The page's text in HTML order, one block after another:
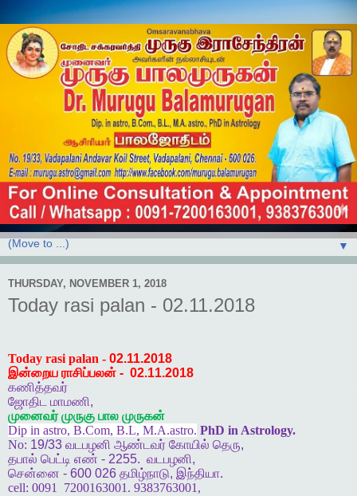
▼
THURSDAY, NOVEMBER 1, 2018
Today rasi palan - 02.11.2018
Today rasi palan - 02.11.2018
இன்றைய ராசிப்பலன் - 02.11.2018
கணித்தவர்
ஜோதிட
மாமணி,
முனைவர் முருகு பால முருகன்
Dip in astro, B.Com, B.L, M.A.astro. PhD in Astrology.
No: 19/33 வடபழனி ஆண்டவர் கோயில் தெரு,
தபால் பெட்டி எண் - 2255. வடபழனி,
சென்னை - 600 026 தமிழ்நாடு, இந்தியா.
cell: 0091 7200163001. 9383763001,